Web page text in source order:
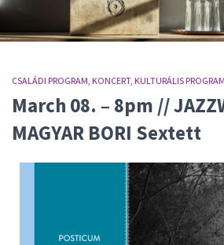
CSALÁDI PROGRAM KONCERT KULTURÁLIS PROGRAM
March 08. – 8pm //
MAGYAR BORI Sextett